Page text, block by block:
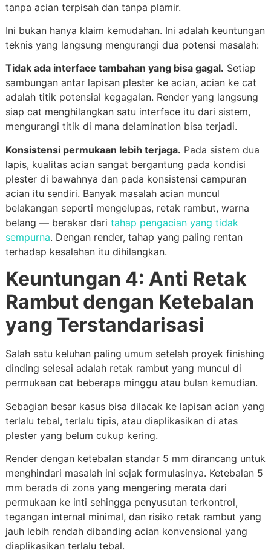
tanpa acian terpisah dan tanpa plamir.
Ini bukan hanya klaim kemudahan. Ini adalah keuntungan
teknis yang langsung mengurangi dua potensi masalah:
Tidak ada interface tambahan yang bisa gagal. Setiap
sambungan antar lapisan plester ke acian, acian ke cat
adalah titik potensial kegagalan. Render yang langsung
siap cat menghilangkan satu interface itu dari sistem,
mengurangi titik di mana delamination bisa terjadi.
Konsistensi permukaan lebih terjaga. Pada sistem dua
lapis, kualitas acian sangat bergantung pada kondisi
plester di bawahnya dan pada konsistensi campuran
acian itu sendiri. Banyak masalah acian muncul
belakangan seperti mengelupas, retak rambut, warna
belang — berakar dari tahap pengacian yang tidak
sempurna. Dengan render, tahap yang paling rentan
terhadap kesalahan itu dihilangkan.
Keuntungan 4: Anti Retak
Rambut dengan Ketebalan
yang Terstandarisasi
Salah satu keluhan paling umum setelah proyek finishing
dinding selesai adalah retak rambut yang muncul di
permukaan cat beberapa minggu atau bulan kemudian.
Sebagian besar kasus bisa dilacak ke lapisan acian yang
terlalu tebal, terlalu tipis, atau diaplikasikan di atas
plester yang belum cukup kering.
Render dengan ketebalan standar 5 mm dirancang untuk
menghindari masalah ini sejak formulasinya. Ketebalan 5
mm berada di zona yang mengering merata dari
permukaan ke inti sehingga penyusutan terkontrol,
tegangan internal minimal, dan risiko retak rambut yang
jauh lebih rendah dibanding acian konvensional yang
diaplikasikan terlalu tebal.